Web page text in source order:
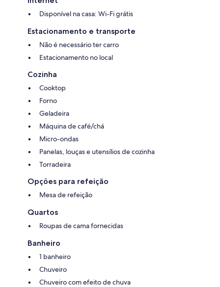
reservation are permitted on the property. The presence of
unregistered guests may result in cancellation of the reservation in
accordance with platform policies.
We kindly ask that you treat the home with care. Any items that are
damaged, missing, or require replacement during your stay may be
charged to the reservation holder.
Thank you for your cooperation — we appreciate your help in keeping
Disponível na casa: Wi-Fi grátis
Estacionamento e transporte
Não é necessário ter carro
Estacionamento no local
Cozinha
Cooktop
Forno
Geladeira
Máquina de café/chá
Micro-ondas
Panelas, louças e utensílios de cozinha
Torradeira
Opções para refeição
Mesa de refeição
Quartos
Roupas de cama fornecidas
Banheiro
1 banheiro
Chuveiro
Chuveiro com efeito de chuva